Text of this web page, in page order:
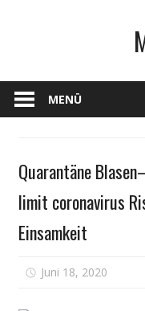
MENÜ
Quarantäne
limit coronavirus
Einsamkeit
Juni 18, 2020